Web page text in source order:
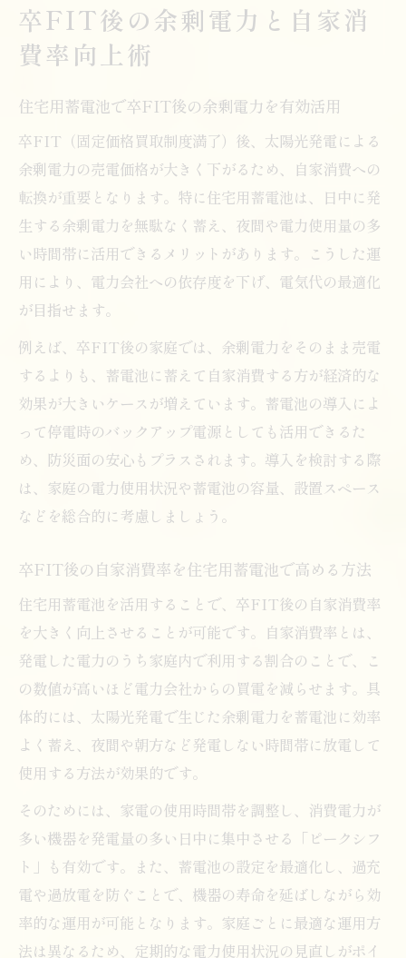
卒FIT後の余剰電力と自家消
費率向上術
住宅用蓄電池で卒FIT後の余剰電力を有効活用
卒FIT（固定価格買取制度満了）後、太陽光発電による
余剰電力の売電価格が大きく下がるため、自家消費への
転換が重要となります。特に住宅用蓄電池は、日中に発
生する余剰電力を無駄なく蓄え、夜間や電力使用量の多
い時間帯に活用できるメリットがあります。こうした運
用により、電力会社への依存度を下げ、電気代の最適化
が目指せます。
例えば、卒FIT後の家庭では、余剰電力をそのまま売電
するよりも、蓄電池に蓄えて自家消費する方が経済的な
効果が大きいケースが増えています。蓄電池の導入によ
って停電時のバックアップ電源としても活用できるた
め、防災面の安心もプラスされます。導入を検討する際
は、家庭の電力使用状況や蓄電池の容量、設置スペース
などを総合的に考慮しましょう。
卒FIT後の自家消費率を住宅用蓄電池で高める方法
住宅用蓄電池を活用することで、卒FIT後の自家消費率
を大きく向上させることが可能です。自家消費率とは、
発電した電力のうち家庭内で利用する割合のことで、こ
の数値が高いほど電力会社からの買電を減らせます。具
体的には、太陽光発電で生じた余剰電力を蓄電池に効率
よく蓄え、夜間や朝方など発電しない時間帯に放電して
使用する方法が効果的です。
そのためには、家電の使用時間帯を調整し、消費電力が
多い機器を発電量の多い日中に集中させる「ピークシフ
ト」も有効です。また、蓄電池の設定を最適化し、過充
電や過放電を防ぐことで、機器の寿命を延ばしながら効
率的な運用が可能となります。家庭ごとに最適な運用方
法は異なるため、定期的な電力使用状況の見直しがポイ